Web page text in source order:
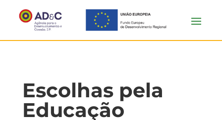
Escolhas pela
Educação